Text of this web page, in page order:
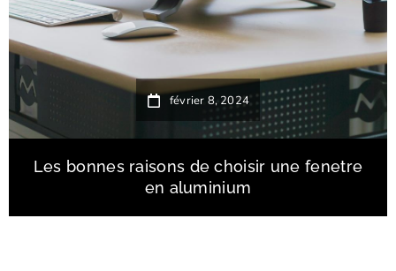
février 8, 2024
Les bonnes raisons de choisir une fenetre
en aluminium